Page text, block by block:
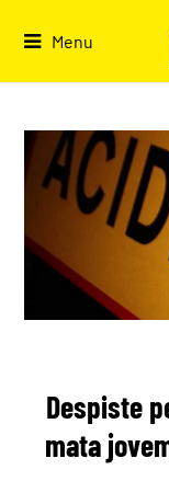
Menu
Despiste
mata